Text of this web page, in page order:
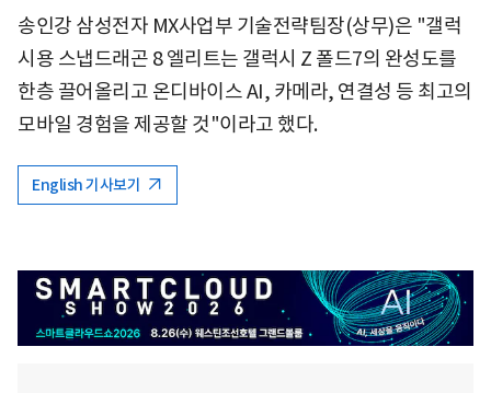
송인강 삼성전자 MX사업부 기술전략팀장(상무)은 "갤럭
시용 스냅드래곤 8 엘리트는 갤럭시 Z 폴드7의 완성도를
한층 끌어올리고 온디바이스 AI, 카메라, 연결성 등 최고의
모바일 경험을 제공할 것"이라고 했다.
English 기사보기